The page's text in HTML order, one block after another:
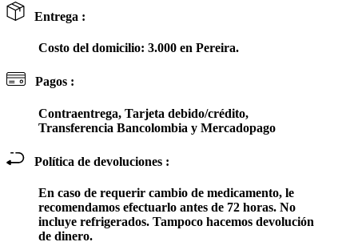
Entrega :
Costo del domicilio: 3.000 en Pereira.
Pagos :
Contraentrega, Tarjeta debido/crédito,
Transferencia Bancolombia y Mercadopago
Política de devoluciones :
En caso de requerir cambio de medicamento, le
recomendamos efectuarlo antes de 72 horas. No
incluye refrigerados. Tampoco hacemos devolución
de dinero.